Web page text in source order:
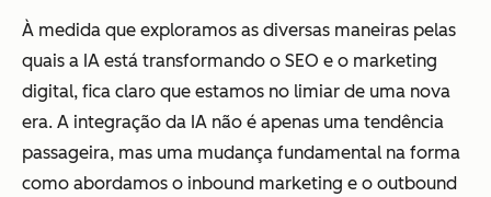
À medida que exploramos as diversas maneiras pelas
quais a IA está transformando o SEO e o marketing
digital, fica claro que estamos no limiar de uma nova
era. A integração da IA não é apenas uma tendência
passageira, mas uma mudança fundamental na forma
como abordamos o inbound marketing e o outbound